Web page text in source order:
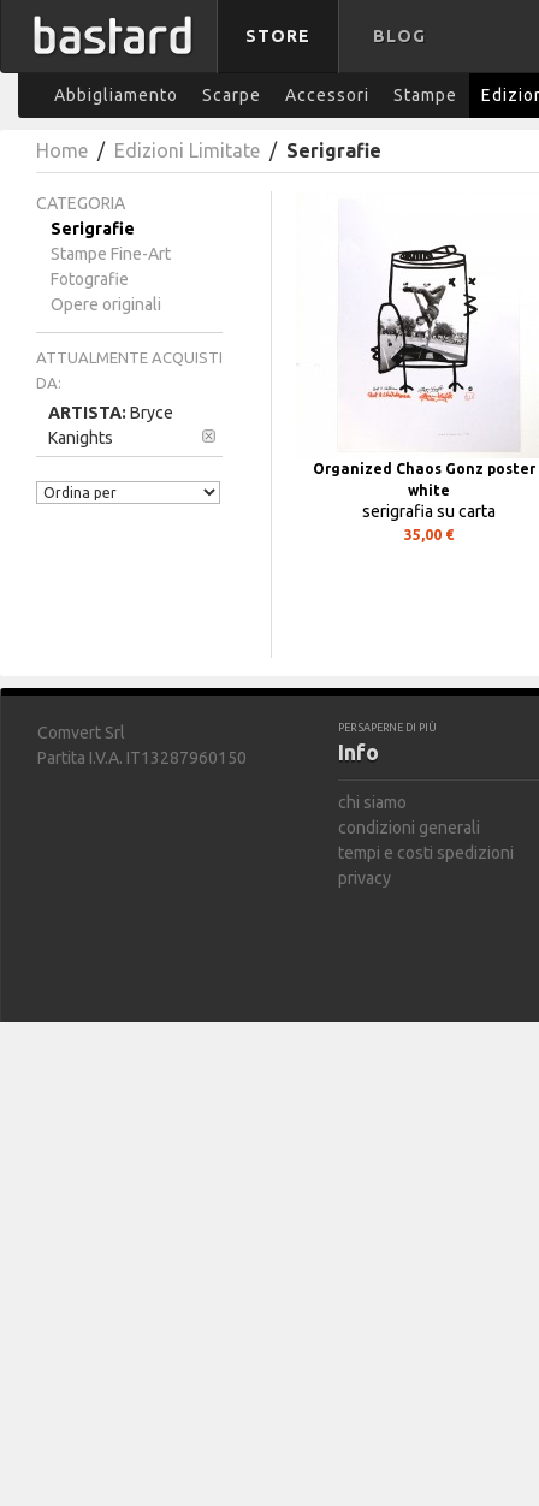
STORE BLOG
Abbigliamento Scarpe Accessori Stampe
Home / Edizioni Limitate / Serigrafie
Organized Chaos Gonz poster
white
serigrafia su carta
35,00 €
CATEGORIA
Serigrafie
Stampe Fine-Art
Fotografie
Opere originali
ATTUALMENTE ACQUISTI
DA:
ARTISTA: Bryce
Kanights
Comvert Srl
Partita I.V.A. IT13287960150
PER SAPERNE DI PIÙ
Info
chi siamo
condizioni generali
tempi e costi spedizioni
privacy